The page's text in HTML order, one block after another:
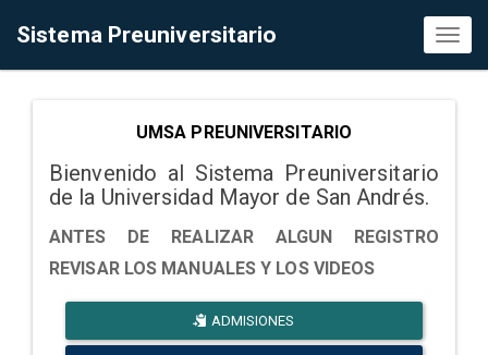
Sistema Preuniversitario
UMSA PREUNIVERSITARIO
Bienvenido al Sistema Preuniversitario
de la Universidad Mayor de San Andrés.
ANTES DE REALIZAR ALGUN REGISTRO
REVISAR LOS MANUALES Y LOS VIDEOS
ADMISIONES